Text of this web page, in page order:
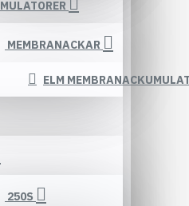
MEMBRANACKAR
ELM
250S